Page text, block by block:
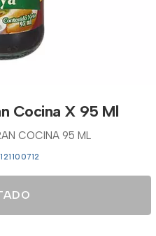
Cocina X 95 Ml
COCINA 95 ML